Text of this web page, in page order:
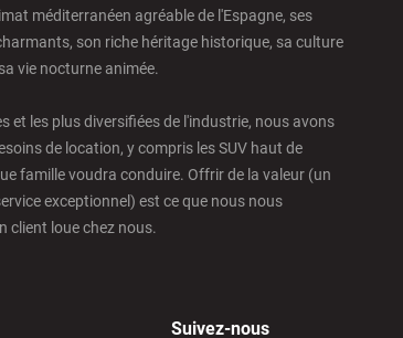
méditerranéen agréable de l'Espagne, ses
son riche héritage historique, sa culture
vie nocturne animée.
et les plus diversifiées de l'industrie, nous avons
de location, y compris les SUV haut de
famille voudra conduire. Offrir de la valeur (un
exceptionnel) est ce que nous nous
client loue chez nous.
Suivez-nous